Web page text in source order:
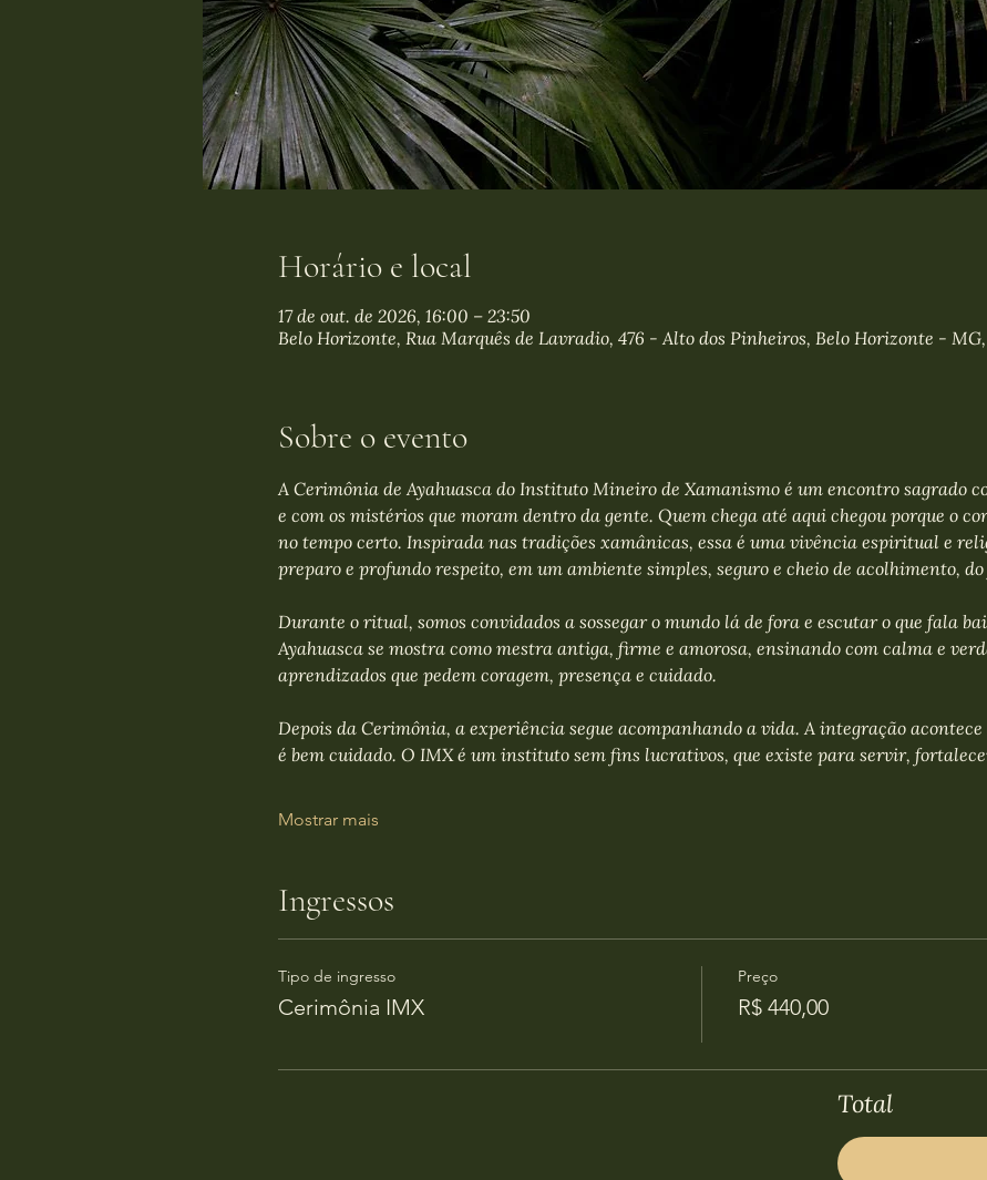
Horário e local
17 de out. de 2026, 16:00 – 23:50
Belo Horizonte, Rua Marquês de Lavradio, 476 - Alto dos Pinheiros, Belo Horizonte -
Sobre o evento
A Cerimônia de Ayahuasca do Instituto Mineiro de Xamanismo é um encontro sagrado
e com os mistérios que moram dentro da gente. Quem chega até aqui chegou porque o
no tempo certo. Inspirada nas tradições xamânicas, essa é uma vivência espiritual e
preparo e profundo respeito, em um ambiente simples, seguro e cheio de acolhimento,
Durante o ritual, somos convidados a sossegar o mundo lá de fora e escutar o que fala
Ayahuasca se mostra como mestra antiga, firme e amorosa, ensinando com calma e
aprendizados que pedem coragem, presença e cuidado.
Depois da Cerimônia, a experiência segue acompanhando a vida. A integração acontece
é bem cuidado. O IMX é um instituto sem fins lucrativos, que existe para servir,
Mostrar mais
Ingressos
Tipo de ingresso
Cerimônia IMX
Preço
R$ 440,00
Total